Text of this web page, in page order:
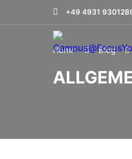
+49 4931
Home Blog